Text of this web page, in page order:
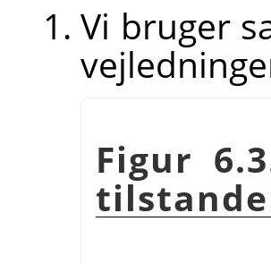
Vi bruger
Figur